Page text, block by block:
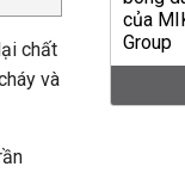
chất
và